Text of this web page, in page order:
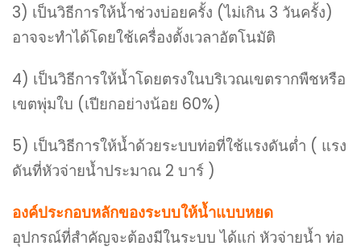
3) เป็นวิธีการให้น้ำช่วงบ่อยครั้ง (ไม่เกิน 3 วันครั้ง)
อาจจะทำได้โดยใช้เครื่องตั้งเวลาอัตโนมัติ
4) เป็นวิธีการให้น้ำโดยตรงในบริเวณเขตรากพืชหรือ
เขตพุ่มใบ (เปียกอย่างน้อย 60%)
5) เป็นวิธีการให้น้ำด้วยระบบท่อที่ใช้แรงดันต่ำ ( แรง
ดันที่หัวจ่ายน้ำประมาณ 2 บาร์ )
องค์ประกอบหลักของระบบให้น้ำแบบหยด
อุปกรณ์ที่สำคัญจะต้องมีในระบบ ได้แก่ หัวจ่ายน้ำ ท่อ